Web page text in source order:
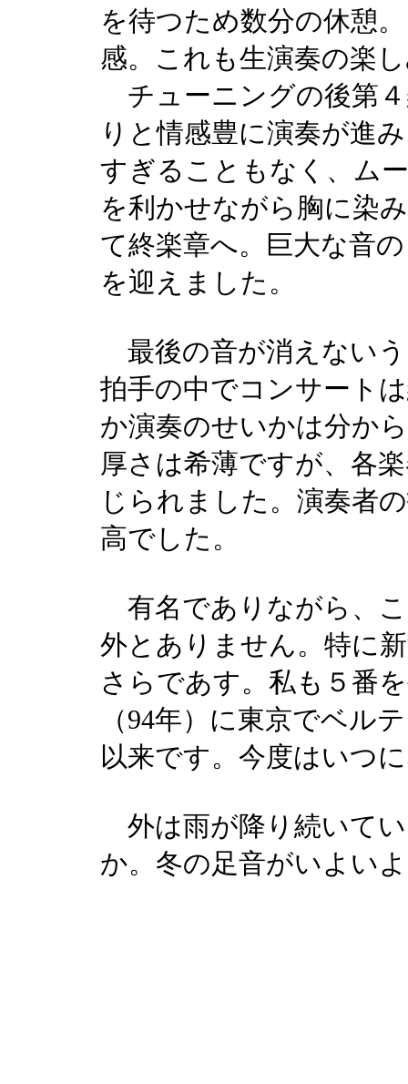
を待つため数分の休憩
感。これも生演奏の楽
チューニングの後第
りと情感豊に演奏が進
すぎることもなく、ム
を利かせながら胸に染
て終楽章へ。巨大な音
を迎えました。
最後の音が消えない
拍手の中でコンサート
か演奏のせいかは分か
厚さは希薄ですが、各
じられました。演奏者
高でした。
有名でありながら、
外とありません。特に
さらであす。私も５番
（94年）に東京でベル
以来です。今度はいつ
外は雨が降り続いて
か。冬の足音がいよい